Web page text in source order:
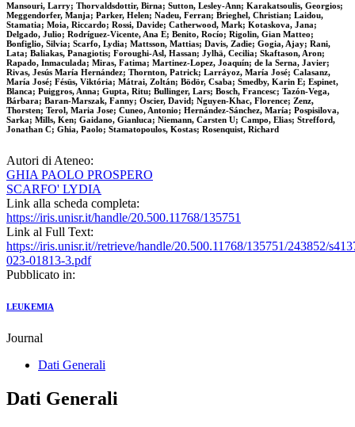
Mansouri, Larry; Thorvaldsdottir, Birna; Sutton, Lesley-Ann; Karakatsoulis, Georgios;
Meggendorfer, Manja; Parker, Helen; Nadeu, Ferran; Brieghel, Christian; Laidou,
Stamatia; Moia, Riccardo; Rossi, Davide; Catherwood, Mark; Kotaskova, Jana;
Delgado, Julio; Rodríguez-Vicente, Ana E; Benito, Rocío; Rigolin, Gian Matteo;
Bonfiglio, Silvia; Scarfo, Lydia; Mattsson, Mattias; Davis, Zadie; Gogia, Ajay; Rani,
Lata; Baliakas, Panagiotis; Foroughi-Asl, Hassan; Jylhä, Cecilia; Skaftason, Aron;
Rapado, Inmaculada; Miras, Fatima; Martinez-Lopez, Joaquín; de la Serna, Javier;
Rivas, Jesús María Hernández; Thornton, Patrick; Larráyoz, María José; Calasanz,
María José; Fésüs, Viktória; Mátrai, Zoltán; Bödör, Csaba; Smedby, Karin E; Espinet,
Blanca; Puiggros, Anna; Gupta, Ritu; Bullinger, Lars; Bosch, Francesc; Tazón-Vega,
Bárbara; Baran-Marszak, Fanny; Oscier, David; Nguyen-Khac, Florence; Zenz,
Thorsten; Terol, Maria Jose; Cuneo, Antonio; Hernández-Sánchez, María; Pospisilova,
Sarka; Mills, Ken; Gaidano, Gianluca; Niemann, Carsten U; Campo, Elias; Strefford,
Jonathan C; Ghia, Paolo; Stamatopoulos, Kostas; Rosenquist, Richard
Autori di Ateneo:
GHIA PAOLO PROSPERO
SCARFO' LYDIA
Link alla scheda completa:
https://iris.unisr.it/handle/20.500.11768/135751
Link al Full Text:
https://iris.unisr.it//retrieve/handle/20.500.11768/135751/243852/
023-01813-3.pdf
Pubblicato in:
LEUKEMIA
Journal
Dati Generali
Dati Generali